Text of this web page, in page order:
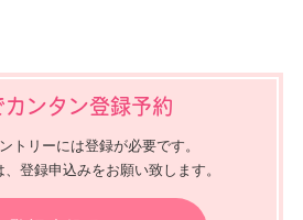
ンタン登録予約
トリーには登録が必要です。
登録申込みをお願い致します。